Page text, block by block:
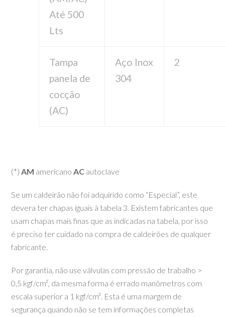
Até 500
Lts
Tampa
panela de
cocção
(AC)
Aço Inox
304
2
(*)AM americanoAC autoclave
Se um caldeirão não foi adquirido como “Especial”, este
devera ter chapas iguais à tabela 3. Existem fabricantes que
usam chapas mais finas que as indicadas na tabela, por isso
é preciso ter cuidado na compra de caldeirões de qualquer
fabricante.
Por garantia, não use válvulas com pressão de trabalho >
0,5 kgf/cm², da mesma forma é errado manômetros com
escala superior a 1 kgf/cm². Esta é uma margem de
segurança quando não se tem informações completas